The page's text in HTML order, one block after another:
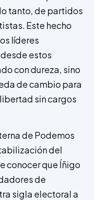
tanto, de partidos
Este hecho
líderes
estos
con dureza, sino
de cambio para
sin cargos
de Podemos
del
conocer que Íñigo
de
sigla electoral a